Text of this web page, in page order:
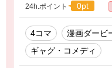
24h.ポイント 0pt
4コマ 漫画ダービ
ギャグ・コメディ